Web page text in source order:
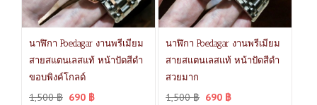
นาฬิกา Poedagar งานพรีเมียม
สายสแตนเลสแท้ หน้าปัดสีดำ
ขอบพิงค์โกลด์
1,500฿ 690 ฿
นาฬิกา Poedagar งานพรีเมียม
สายสแตนเลสแท้ หน้าปัดสีดำ
สวยมาก
1,500฿ 690 ฿